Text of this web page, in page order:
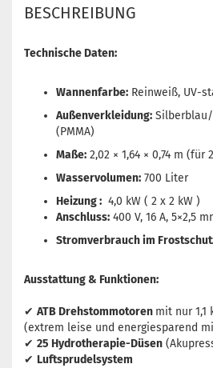
BESCHREIBUNG
Technische Daten:
Wannenfarbe: Reinweiß, UV-
Außenverkleidung:
(PMMA)
Maße: 2,02 × 1,64 × 0,74 m (für
Wasservolumen: 700 Liter
Heizung : 4,0 kW ( 2 x 2 kW )
Anschluss: 400 V, 16 A, 5×2,5
Stromverbrauch im
Ausstattung & Funktionen:
✔ ATB Drehstommotoren mit nur 1,1
(extrem leise und energiesparend
✔ 25 Hydrotherapie-Düsen
✔ Luftsprudelsystem